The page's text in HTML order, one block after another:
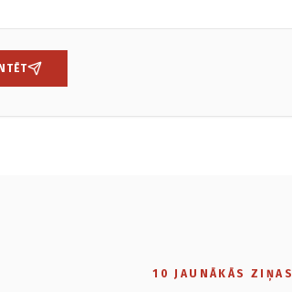
10 JAUNĀKĀS ZIŅAS